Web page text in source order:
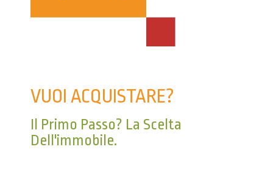
VUOI ACQUISTARE?
Il Primo Passo? La Scelta
Dell'immobile.